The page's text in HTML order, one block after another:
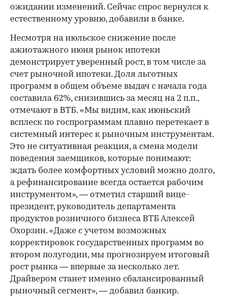
ожидании изменений. Сейчас спрос вернулся к
естественному уровню, добавили в банке.
Несмотря на июльское снижение после
ажиотажного июня рынок ипотеки
демонстрирует уверенный рост, в том числе за
счет рыночной ипотеки. Доля льготных
программ в общем объеме выдач с начала года
составила 62%, снизившись за месяц на 2 п.п.,
отмечают в ВТБ. «Мы видим, как июньский
всплеск по госпрограммам плавно перетекает в
системный интерес к рыночным инструментам.
Это не ситуативная реакция, а смена модели
поведения заемщиков, которые понимают:
ждать более комфортных условий можно долго,
а рефинансирование всегда остается рабочим
инструментом», — отметил старший вице-
президент, руководитель департамента
продуктов розничного бизнеса ВТБ Алексей
Охорзин. «Даже с учетом возможных
корректировок государственных программ во
втором полугодии, мы прогнозируем итоговый
рост рынка — впервые за несколько лет.
Драйвером станет именно сбалансированный
рыночный сегмент», — добавил банкир.